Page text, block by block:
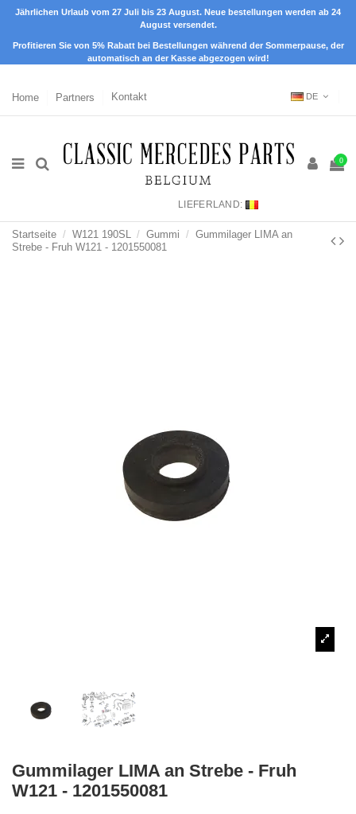
Jährlichen Urlaub vom 27 Juli bis 23 August. Neue bestellungen werden ab 24
August versendet.
Profitieren Sie von 5% Rabatt bei Bestellungen während der Sommerpause, der
automatisch an der Kasse abgezogen wird!
Home Partners Kontakt DE
0
LIEFERLAND:
Startseite W121 190SL Gummi
Gummilager LIMA an
Strebe - Fruh W121 - 1201550081
Gummilager LIMA an Strebe - Fruh
W121 - 1201550081